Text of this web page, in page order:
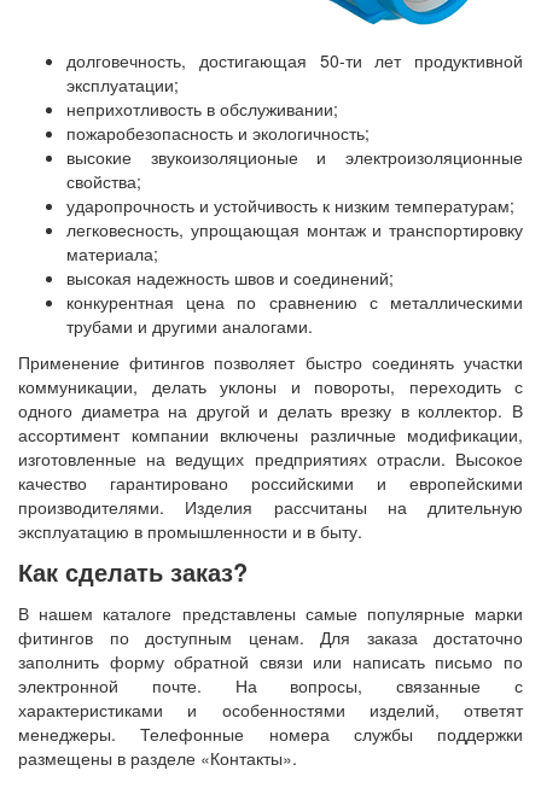
долговечность, достигающая 50-ти лет продуктивной
эксплуатации;
неприхотливость в обслуживании;
пожаробезопасность и экологичность;
высокие звукоизоляционые и электроизоляционные
свойства;
ударопрочность и устойчивость к низким температурам;
легковесность, упрощающая монтаж и транспортировку
материала;
высокая надежность швов и соединений;
конкурентная цена по сравнению с металлическими
трубами и другими аналогами.
Применение фитингов позволяет быстро соединять участки
коммуникации, делать уклоны и повороты, переходить с
одного диаметра на другой и делать врезку в коллектор. В
ассортимент компании включены различные модификации,
изготовленные на ведущих предприятиях отрасли. Высокое
качество гарантировано российскими и европейскими
производителями. Изделия рассчитаны на длительную
эксплуатацию в промышленности и в быту.
Как сделать заказ?
В нашем каталоге представлены самые популярные марки
фитингов по доступным ценам. Для заказа достаточно
заполнить форму обратной связи или написать письмо по
электронной почте. На вопросы, связанные с
характеристиками и особенностями изделий, ответят
менеджеры. Телефонные номера службы поддержки
размещены в разделе «Контакты».